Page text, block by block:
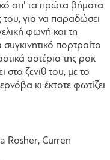
απ' τα πρώτα βήματα
του, για να παραδώσει
φωνή και τη
πορτραίτο
αστέρια της ροκ
στο ζενίθ του, με το
κι έκτοτε φωτίζει
Rosher, Curren